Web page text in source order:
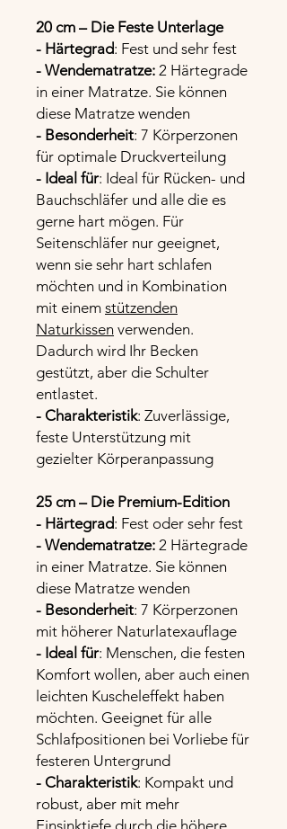
20 cm – Die Feste Unterlage
- Härtegrad: Fest und sehr fest
- Wendematratze: 2 Härtegrade
in einer Matratze. Sie können
diese Matratze wenden
- Besonderheit: 7 Körperzonen
für optimale Druckverteilung
- Ideal für: Ideal für Rücken- und
Bauchschläfer und alle die es
gerne hart mögen. Für
Seitenschläfer nur geeignet,
wenn sie sehr hart schlafen
möchten und in Kombination
mit einem stützenden
Naturkissen verwenden.
Dadurch wird Ihr Becken
gestützt, aber die Schulter
entlastet.
- Charakteristik: Zuverlässige,
feste Unterstützung mit
gezielter Körperanpassung
25 cm – Die Premium-Edition
- Härtegrad: Fest oder sehr fest
- Wendematratze: 2 Härtegrade
in einer Matratze. Sie können
diese Matratze wenden
- Besonderheit: 7 Körperzonen
mit höherer Naturlatexauflage
- Ideal für: Menschen, die festen
Komfort wollen, aber auch einen
leichten Kuscheleffekt haben
möchten. Geeignet für alle
Schlafpositionen bei Vorliebe für
festeren Untergrund
- Charakteristik: Kompakt und
robust, aber mit mehr
Einsinktiefe durch die höhere